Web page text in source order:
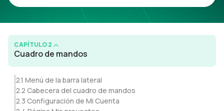
CAPÍTULO 2
Cuadro de mandos
2.1 Menú de la barra lateral
2.2 Cabecera del cuadro de mandos
2.3 Configuración de Mi Cuenta